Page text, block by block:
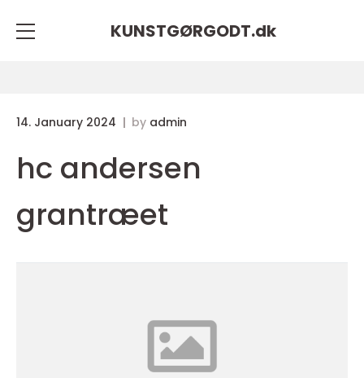
KUNSTGØRGODT.dk
14. January 2024 by admin
hc andersen
grantræet